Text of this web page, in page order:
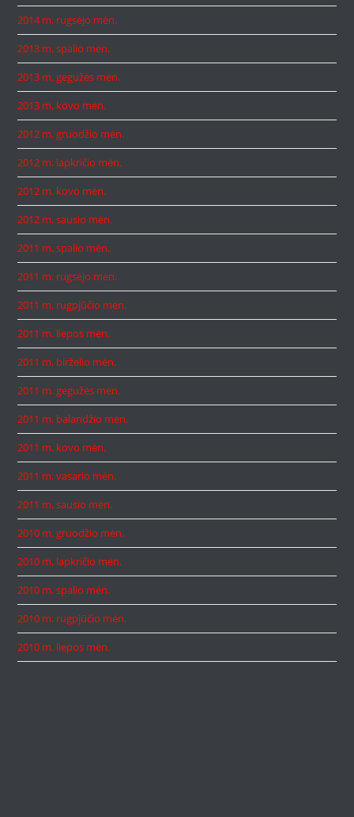
2014 m. rugsėjo mėn.
2013 m. spalio mėn.
2013 m. gegužės mėn.
2013 m. kovo mėn.
2012 m. gruodžio mėn.
2012 m. lapkričio mėn.
2012 m. kovo mėn.
2012 m. sausio mėn.
2011 m. spalio mėn.
2011 m. rugsėjo mėn.
2011 m. rugpjūčio mėn.
2011 m. liepos mėn.
2011 m. birželio mėn.
2011 m. gegužės mėn.
2011 m. balandžio mėn.
2011 m. kovo mėn.
2011 m. vasario mėn.
2011 m. sausio mėn.
2010 m. gruodžio mėn.
2010 m. lapkričio mėn.
2010 m. spalio mėn.
2010 m. rugpjūčio mėn.
2010 m. liepos mėn.